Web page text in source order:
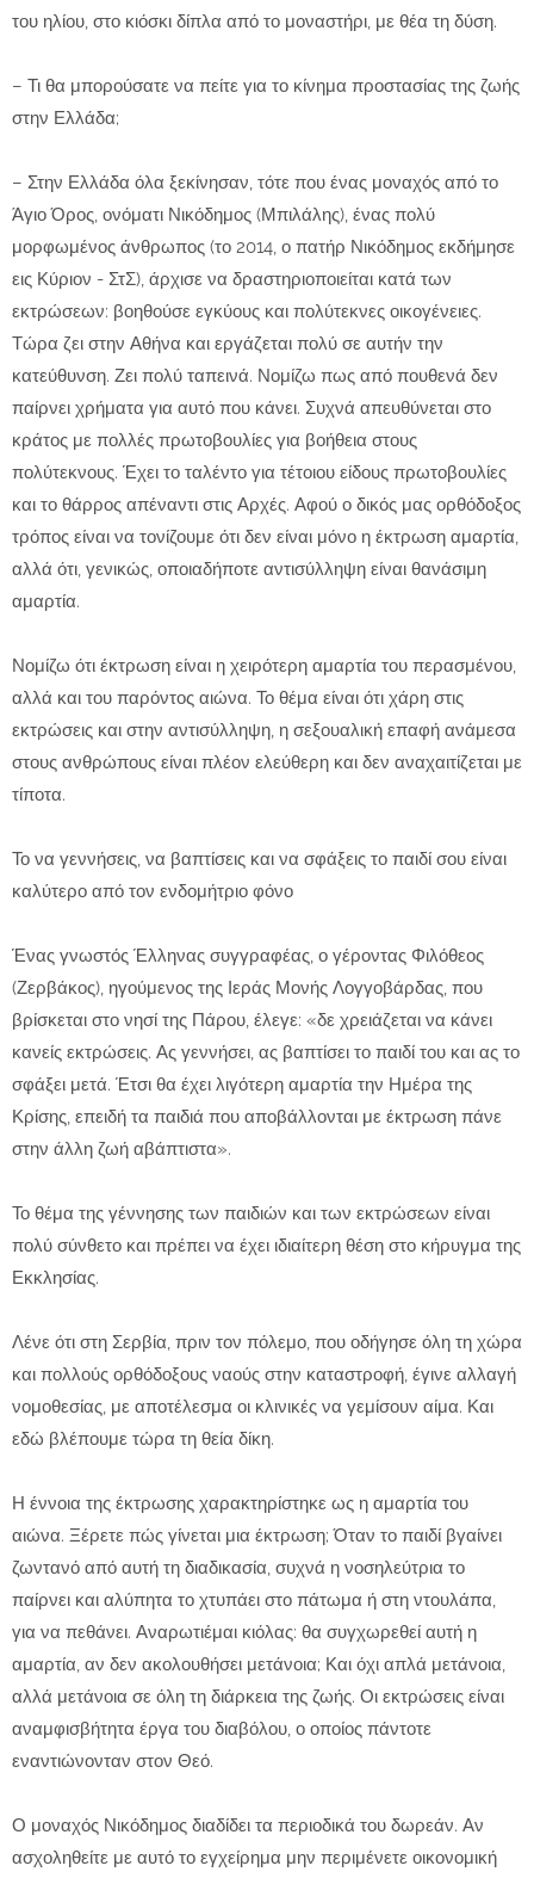
του ηλίου, στο κιόσκι δίπλα από το μοναστήρι, με θέα τη δύση.
– Τι θα μπορούσατε να πείτε για το κίνημα προστασίας της ζωής
στην Ελλάδα;
– Στην Ελλάδα όλα ξεκίνησαν, τότε που ένας μοναχός από το
Άγιο Όρος, ονόματι Νικόδημος (Μπιλάλης), ένας πολύ
μορφωμένος άνθρωπος (το 2014, ο πατήρ Νικόδημος εκδήμησε
εις Κύριον - ΣτΣ), άρχισε να δραστηριοποιείται κατά των
εκτρώσεων: βοηθούσε εγκύους και πολύτεκνες οικογένειες.
Τώρα ζει στην Αθήνα και εργάζεται πολύ σε αυτήν την
κατεύθυνση. Ζει πολύ ταπεινά. Νομίζω πως από πουθενά δεν
παίρνει χρήματα για αυτό που κάνει. Συχνά απευθύνεται στο
κράτος με πολλές πρωτοβουλίες για βοήθεια στους
πολύτεκνους. Έχει το ταλέντο για τέτοιου είδους πρωτοβουλίες
και το θάρρος απέναντι στις Αρχές. Αφού ο δικός μας ορθόδοξος
τρόπος είναι να τονίζουμε ότι δεν είναι μόνο η έκτρωση αμαρτία,
αλλά ότι, γενικώς, οποιαδήποτε αντισύλληψη είναι θανάσιμη
αμαρτία.
Νομίζω ότι έκτρωση είναι η χειρότερη αμαρτία του περασμένου,
αλλά και του παρόντος αιώνα. Το θέμα είναι ότι χάρη στις
εκτρώσεις και στην αντισύλληψη, η σεξουαλική επαφή ανάμεσα
στους ανθρώπους είναι πλέον ελεύθερη και δεν αναχαιτίζεται με
τίποτα.
Το να γεννήσεις, να βαπτίσεις και να σφάξεις το παιδί σου είναι
καλύτερο από τον ενδομήτριο φόνο
Ένας γνωστός Έλληνας συγγραφέας, ο γέροντας Φιλόθεος
(Ζερβάκος), ηγούμενος της Ιεράς Μονής Λογγοβάρδας, που
βρίσκεται στο νησί της Πάρου, έλεγε: «δε χρειάζεται να κάνει
κανείς εκτρώσεις. Ας γεννήσει, ας βαπτίσει το παιδί του και ας το
σφάξει μετά. Έτσι θα έχει λιγότερη αμαρτία την Ημέρα της
Κρίσης, επειδή τα παιδιά που αποβάλλονται με έκτρωση πάνε
στην άλλη ζωή αβάπτιστα».
Το θέμα της γέννησης των παιδιών και των εκτρώσεων είναι
πολύ σύνθετο και πρέπει να έχει ιδιαίτερη θέση στο κήρυγμα της
Εκκλησίας.
Λένε ότι στη Σερβία, πριν τον πόλεμο, που οδήγησε όλη τη χώρα
και πολλούς ορθόδοξους ναούς στην καταστροφή, έγινε αλλαγή
νομοθεσίας, με αποτέλεσμα οι κλινικές να γεμίσουν αίμα. Και
εδώ βλέπουμε τώρα τη θεία δίκη.
Η έννοια της έκτρωσης χαρακτηρίστηκε ως η αμαρτία του
αιώνα. Ξέρετε πώς γίνεται μια έκτρωση; Όταν το παιδί βγαίνει
ζωντανό από αυτή τη διαδικασία, συχνά η νοσηλεύτρια το
παίρνει και αλύπητα το χτυπάει στο πάτωμα ή στη ντουλάπα,
για να πεθάνει. Αναρωτιέμαι κιόλας: θα συγχωρεθεί αυτή η
αμαρτία, αν δεν ακολουθήσει μετάνοια; Και όχι απλά μετάνοια,
αλλά μετάνοια σε όλη τη διάρκεια της ζωής. Οι εκτρώσεις είναι
αναμφισβήτητα έργα του διαβόλου, ο οποίος πάντοτε
εναντιώνονταν στον Θεό.
Ο μοναχός Νικόδημος διαδίδει τα περιοδικά του δωρεάν. Αν
ασχοληθείτε με αυτό το εγχείρημα μην περιμένετε οικονομική